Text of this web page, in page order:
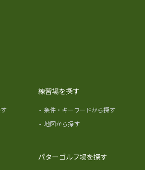
練習場を探す
- 条件・キーワードから探す
- 地図から探す
パターゴルフ場を探す